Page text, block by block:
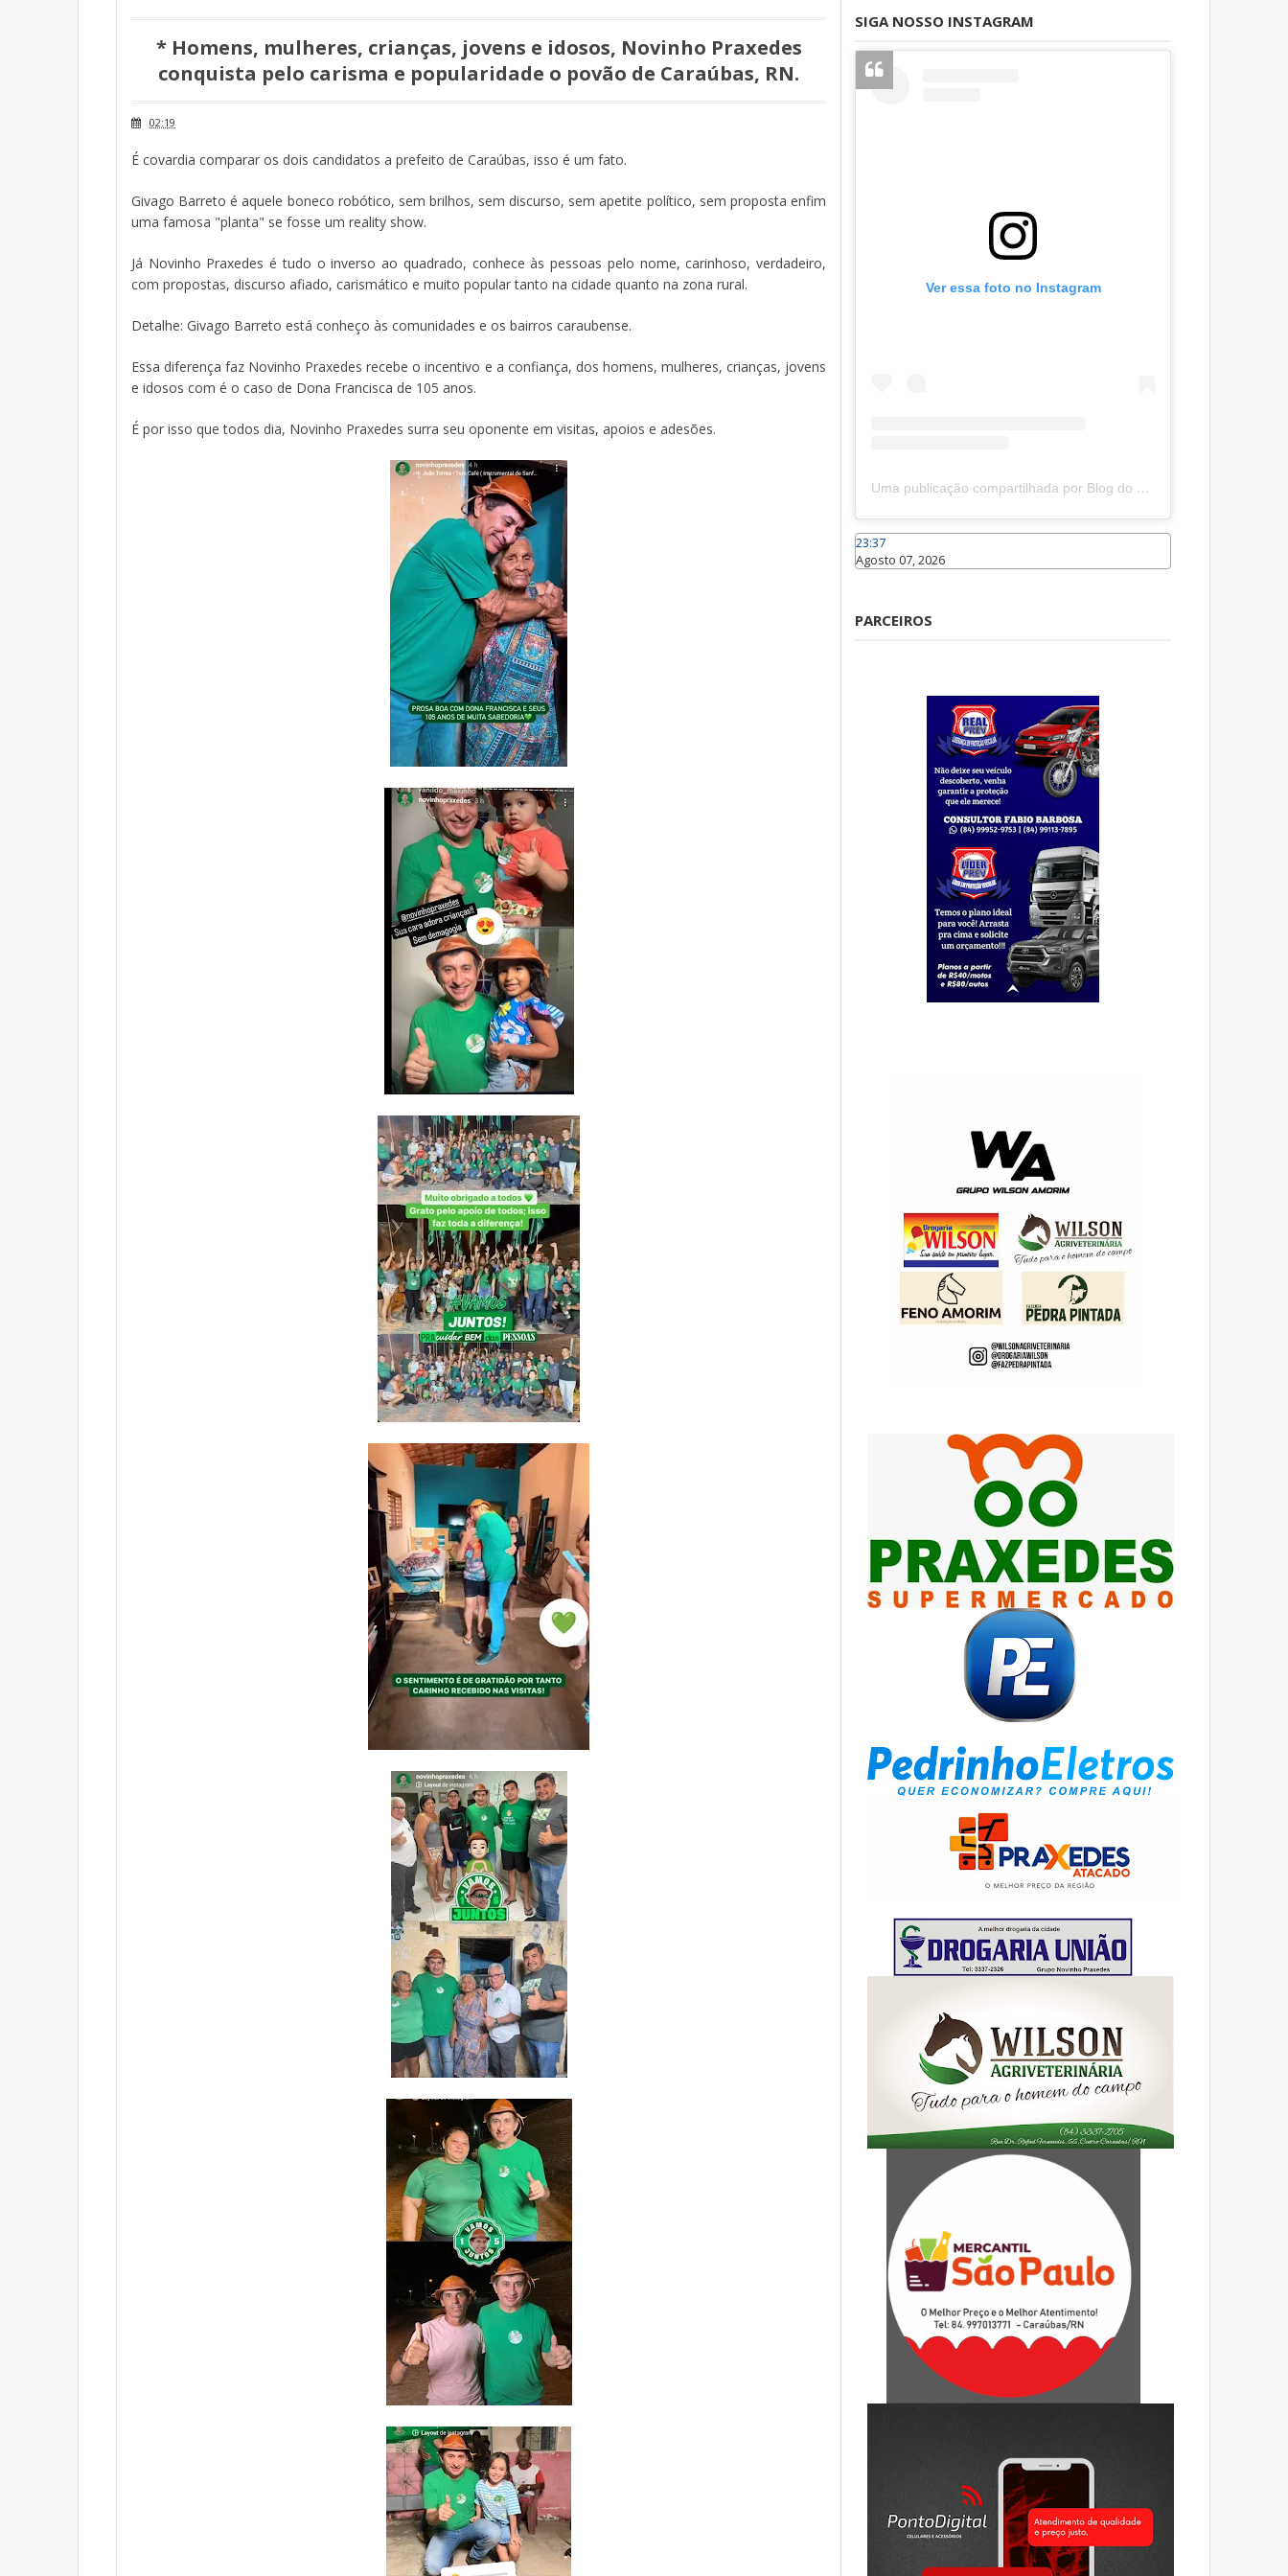
* Homens, mulheres, crianças, jovens e idosos, Novinho Praxedes
conquista pelo carisma e popularidade o povão de Caraúbas, RN.
02:19
É covardia comparar os dois candidatos a prefeito de Caraúbas, isso é um fato.
Givago Barreto é aquele boneco robótico, sem brilhos, sem discurso, sem apetite político, sem proposta enfim
uma famosa "planta" se fosse um reality show.
Já Novinho Praxedes é tudo o inverso ao quadrado, conhece às pessoas pelo nome, carinhoso, verdadeiro,
com propostas, discurso afiado, carismático e muito popular tanto na cidade quanto na zona rural.
Detalhe: Givago Barreto está conheço às comunidades e os bairros caraubense.
Essa diferença faz Novinho Praxedes recebe o incentivo e a confiança, dos homens, mulheres, crianças, jovens
e idosos com é o caso de Dona Francisca de 105 anos.
É por isso que todos dia, Novinho Praxedes surra seu oponente em visitas, apoios e adesões.
SIGA NOSSO INSTAGRAM
Ver essa foto no Instagram
Uma publicação compartilhada por Blog do João Marcolino (@joaomarcolinoneto)
23:37
Agosto 07, 2026
PARCEIROS